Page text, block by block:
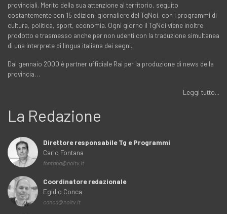
provinciali. Merito della sua attenzione al territorio, seguito
costantemente con 15 edizioni giornaliere del TgNoi, con i programmi di
cultura, politica, sport, economia. Ogni giorno il TgNoi viene inoltre
prodotto e trasmesso anche per non udenti con la traduzione simultanea
di una interprete di lingua italiana dei segni.
Dal gennaio 2000 è partner ufficiale Rai per la produzione di news della
provincia…
Leggi tutto...
La Redazione
Direttore responsabile Tg e Programmi
Carlo Fontana
fontana@noitv.it
Coordinatore redazionale
Egidio Conca
conca@noitv.it